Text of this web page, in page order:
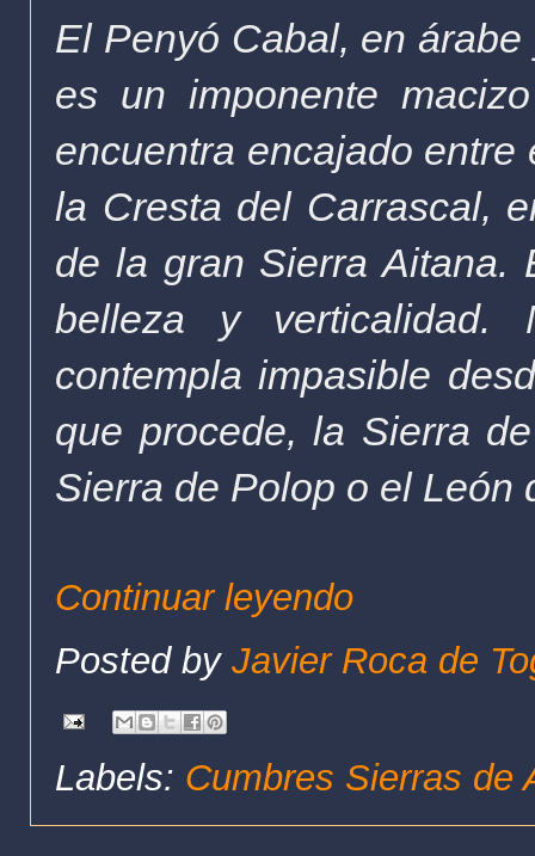
El Penyó Cabal, en
es un imponente
encuentra encajado
la Cresta del Carrascal,
de la gran Sierra Aitana.
belleza y verticalidad.
contempla impasible
que procede, la Sierra
Sierra de Polop o el
Continuar leyendo
Posted by Javier Roca de
Labels: Cumbres Sierras de